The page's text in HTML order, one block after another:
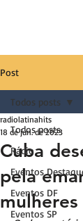
Post
Todos posts
Rádio
Eventos
Eventos DF
Eventos SP
Todos posts
Cuba
pela
mulheres
radiolatinahits
18 de jun. de 2023